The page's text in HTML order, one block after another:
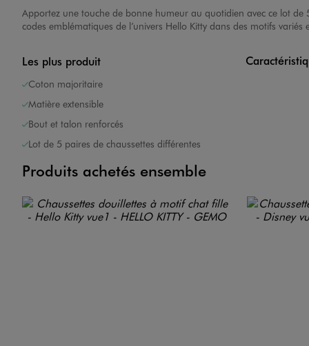
Apportez une touche de bonne humeur au quotidien avec ce lot de
codes emblématiques de l’univers Hello Kitty dans des motifs
Les plus produit
Coton majoritaire
Matière extensible
Bout et talon renforcés
Lot de 5 paires de chaussettes différentes
Produits achetés ensemble